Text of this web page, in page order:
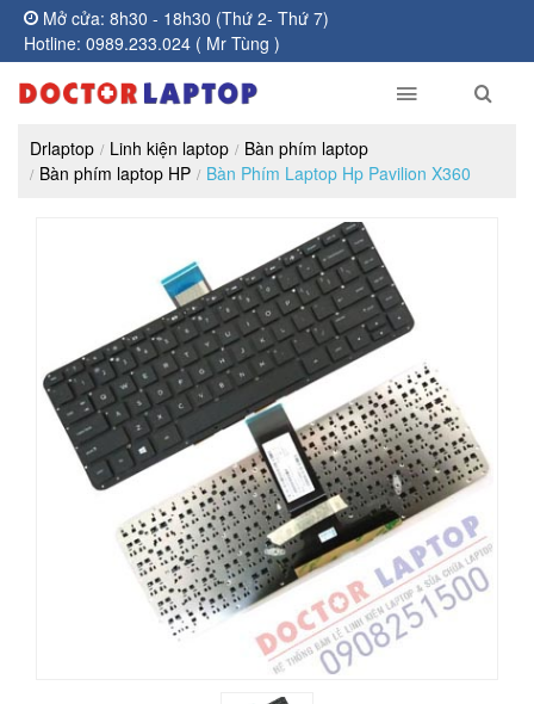
Mở cửa: 8h30 - 18h30 (Thứ 2- Thứ 7)
Hotline: 0989.233.024 ( Mr Tùng )
Drlaptop Linh kiện laptop
Bàn phím laptop
Bàn phím laptop HP
Bàn Phím Laptop Hp Pavilion X360